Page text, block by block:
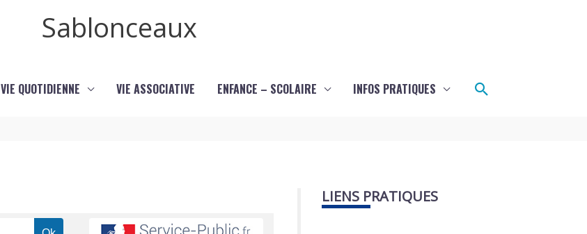
Sablonceaux
VIE QUOTIDIENNE VIE ASSOCIATIVE ENFANCE – SCOLAIRE INFOS PRATIQUES Rechercher
LIENS PRATIQUES